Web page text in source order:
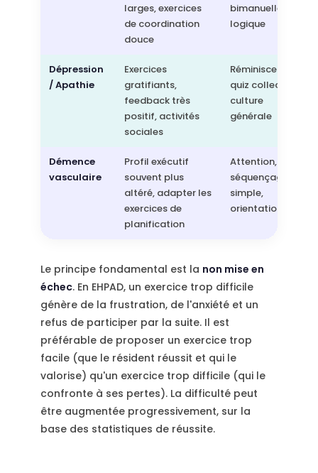
larges, exercices
de coordination
douce
bimanuelle,
logique
Dépression
/ Apathie
Exercices
gratifiants,
feedback très
positif, activités
sociales
Réminiscence,
quiz collectif,
culture
générale
Démence
vasculaire
Profil exécutif
souvent plus
altéré, adapter les
exercices de
planification
Attention,
séquençage
simple,
orientation
Le principe fondamental est la non mise en
échec. En EHPAD, un exercice trop difficile
génère de la frustration, de l'anxiété et un
refus de participer par la suite. Il est
préférable de proposer un exercice trop
facile (que le résident réussit et qui le
valorise) qu'un exercice trop difficile (qui le
confronte à ses pertes). La difficulté peut
être augmentée progressivement, sur la
base des statistiques de réussite.